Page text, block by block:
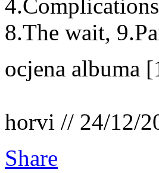
8.The wait,
ocjena albuma
horvi // 24/12/
Share